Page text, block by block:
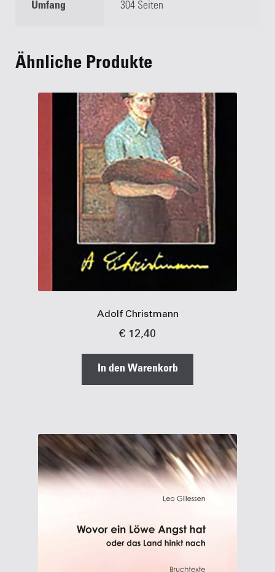
Umfang 304 Seiten
Ähnliche Produkte
Adolf Christmann
€ 12,40
In den Warenkorb